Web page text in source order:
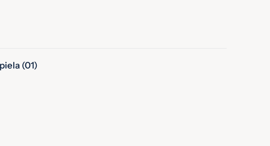
(01)